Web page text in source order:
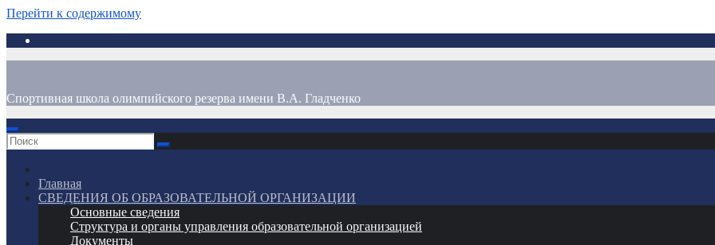
Перейти к содержимому
Спортивная школа олимпийского резерва имени В.А. Гладченко
Главная
СВЕДЕНИЯ ОБ ОБРАЗОВАТЕЛЬНОЙ ОРГАНИЗАЦИИ
Основные сведения
Структура и органы управления образовательной организацией
Документы